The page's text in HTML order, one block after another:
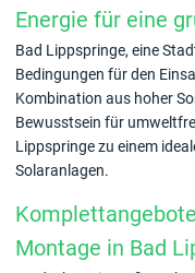
Energie für eine
Bad Lippspringe, eine
Bedingungen für den
Kombination aus hoher
Bewusstsein für
Lippspringe zu einem
Solaranlagen.
Montage in Bad